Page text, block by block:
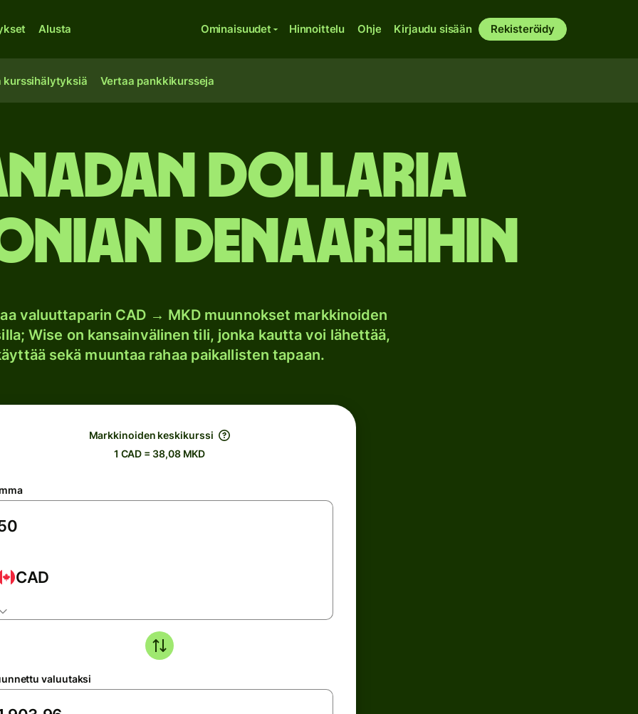
Alusta Ominaisuudet Hinnoittelu Ohje Kirjaudu sisään Rekisteröidy
kurssihälytyksiä Vertaa pankkikursseja
dollaria
denaareihin
valuuttaparin CAD → MKD muunnokset markkinoiden
Wise on kansainvälinen tili, jonka kautta voi lähettää,
sekä muuntaa rahaa paikallisten tapaan.
Markkinoiden keskikurssi
1 CAD = 38,08 MKD
CAD
valuutaksi